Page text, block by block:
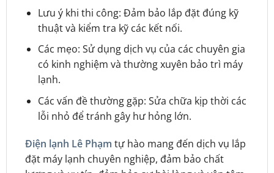
Lưu ý khi thi công: Đảm bảo lắp đặt đúng kỹ
thuật và kiểm tra kỹ các kết nối.
Các mẹo: Sử dụng dịch vụ của các chuyên gia
có kinh nghiệm và thường xuyên bảo trì máy
lạnh.
Các vấn đề thường gặp: Sửa chữa kịp thời các
lỗi nhỏ để tránh gây hư hỏng lớn.
Điện lạnh Lê Phạm tự hào mang đến dịch vụ lắp
đặt máy lạnh chuyên nghiệp, đảm bảo chất